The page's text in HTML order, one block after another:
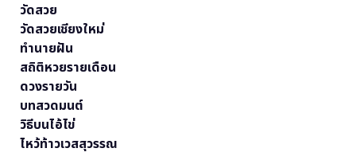
วัดสวย
วัดสวยเชียงใหม่
ทำนายฝัน
สถิติหวยรายเดือน
ดวงรายวัน
บทสวดมนต์
วิธีบนไอ้ไข่
ไหว้ท้าวเวสสุวรรณ